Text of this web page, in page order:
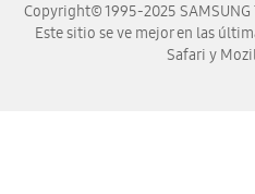
Copyright© 1995-2025 SAMSUNG
Este sitio se ve mejor en las
Safari y